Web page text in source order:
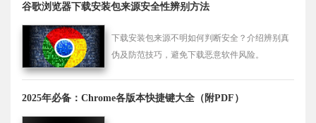
谷歌浏览器下载安装包来源安全性辨别方法
下载安装包来源不明如何判断安全？介绍辨别真
伪及防范技巧，避免下载恶意软件风险。
2025年必备：Chrome各版本快捷键大全（附PDF）